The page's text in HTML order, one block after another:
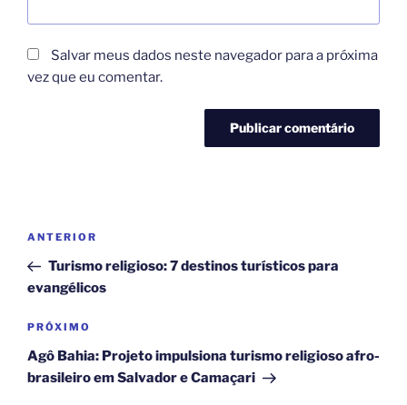
Salvar meus dados neste navegador para a próxima
vez que eu comentar.
Navegação
Post
Post
anterior
ANTERIOR
Turismo religioso: 7 destinos turísticos para
evangélicos
Próximo
post
PRÓXIMO
Agô Bahia: Projeto impulsiona turismo religioso afro-
brasileiro em Salvador e Camaçari